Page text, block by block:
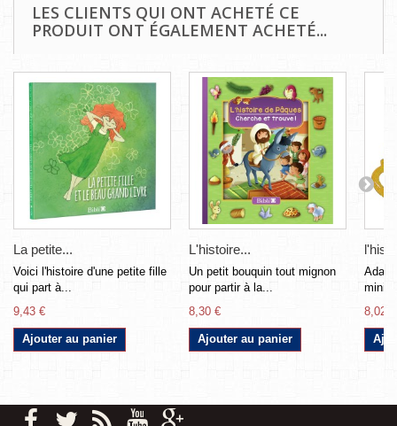
LES CLIENTS QUI ONT ACHETÉ CE
PRODUIT ONT ÉGALEMENT ACHETÉ...
La petite...
Voici l'histoire d'une petite fille
qui part à...
9,43 €
Ajouter au panier
L'histoire...
Un petit bouquin tout mignon
pour partir à la...
8,30 €
Ajouter au panier
mini-
8,02 €